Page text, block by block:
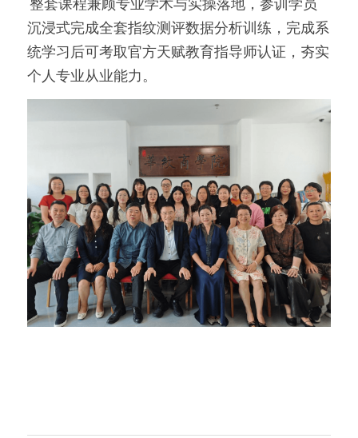
沉浸式完成全套指纹测评数据分析训练，完成系
统学习后可考取官方天赋教育指导师认证，夯实
个人专业从业能力。